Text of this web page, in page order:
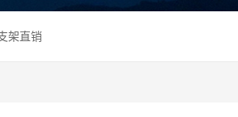
架直销